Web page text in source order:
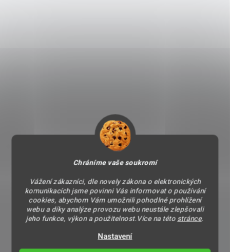
Chráníme vaše soukromí
Vážení zákazníci, dle novely zákona o elektronických
komunikacích jsme povinni Vás informovat o používání
cookies, abychom Vám umožnili pohodlné prohlížení
webu a díky analýze provozu webu neustále zlepšovali
jeho funkce, výkon a použitelnost.Více na této stránce.
Nastavení